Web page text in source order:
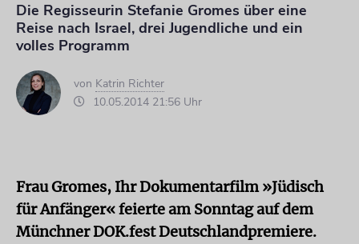
Die Regisseurin Stefanie Gromes über eine
Reise nach Israel, drei Jugendliche und ein
volles Programm
von Katrin Richter
10.05.2014 21:56 Uhr
Frau Gromes, Ihr Dokumentarfilm »Jüdisch
für Anfänger« feierte am Sonntag auf dem
Münchner DOK.fest Deutschlandpremiere.